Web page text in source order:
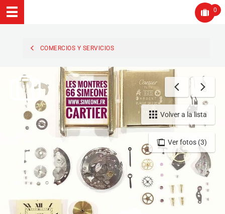
0
COMERCIOS Y SERVICIOS
Ver fotos (3)
Volver a la lista